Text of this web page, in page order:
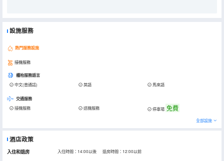
設施服務
熱門服務設施
接機服務
櫃枱服務語言
中文(普通話) 英語 馬來語
交通服務
接機服務 送機服務 停車場 免費
全部設施
酒店政策
入住和退房 入住時間：14:00以後 退房時間：12:00以前